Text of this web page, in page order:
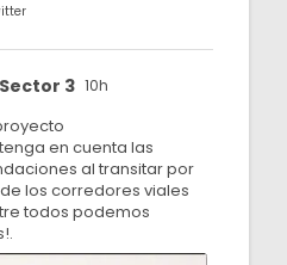
3 10h
tenga en cuenta las
al transitar por
los corredores viales
todos podemos